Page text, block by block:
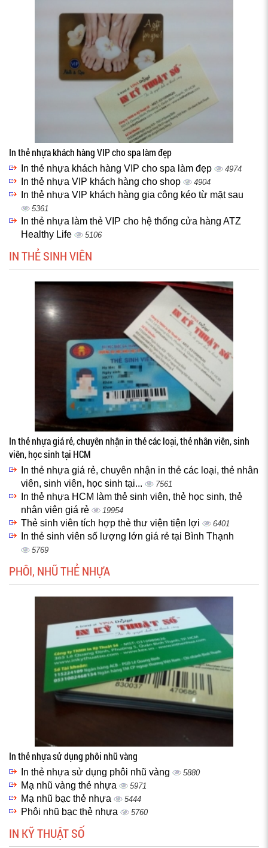
In thẻ nhựa khách hàng VIP cho spa làm đẹp
In thẻ nhựa khách hàng VIP cho spa làm đẹp 4974
In thẻ nhựa VIP khách hàng cho shop 4904
In thẻ nhựa VIP khách hàng gia công kéo từ mặt sau
5361
In thẻ nhựa làm thẻ VIP cho hệ thống cửa hàng ATZ
Healthy Life
5106
IN THẺ SINH VIÊN
In thẻ nhựa giá rẻ, chuyên nhận in thẻ các loại, thẻ nhân viên, sinh
viên, học sinh tại HCM
In thẻ nhựa giá rẻ, chuyên nhận in thẻ các loại, thẻ nhân
viên, sinh viên, học sinh tại...
7561
In thẻ nhựa HCM làm thẻ sinh viên, thẻ học sinh, thẻ
nhân viên giá rẻ
19954
Thẻ sinh viên tích hợp thẻ thư viện tiện lợi 6401
In thẻ sinh viên số lượng lớn giá rẻ tại Bình Thạnh
5769
PHÔI, NHŨ THẺ NHỰA
In thẻ nhựa sử dụng phôi nhũ vàng
In thẻ nhựa sử dụng phôi nhũ vàng 5880
Mạ nhũ vàng thẻ nhựa 5971
Mạ nhũ bạc thẻ nhựa 5444
Phôi nhũ bạc thẻ nhựa 5760
IN KỸ THUẬT SỐ